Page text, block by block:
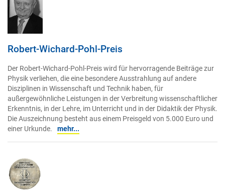
Robert-Wichard-Pohl-Preis
Der Robert-Wichard-Pohl-Preis wird für hervorragende Beiträge zur
Physik verliehen, die eine besondere Ausstrahlung auf andere
Disziplinen in Wissenschaft und Technik haben, für
außergewöhnliche Leistungen in der Verbreitung wissenschaftlicher
Erkenntnis, in der Lehre, im Unterricht und in der Didaktik der Physik.
Die Auszeichnung besteht aus einem Preisgeld von 5.000 Euro und
einer Urkunde.
mehr...